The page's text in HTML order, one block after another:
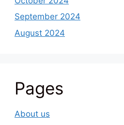
September 2024
August 2024
Pages
About us